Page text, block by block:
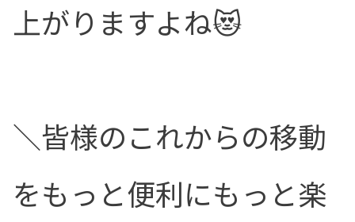
上がりますよね😻
＼皆様のこれからの移動
をもっと便利にもっと楽